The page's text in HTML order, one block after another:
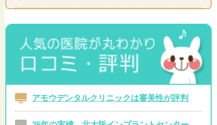
アモウデンタルクリニックは審美性が評判